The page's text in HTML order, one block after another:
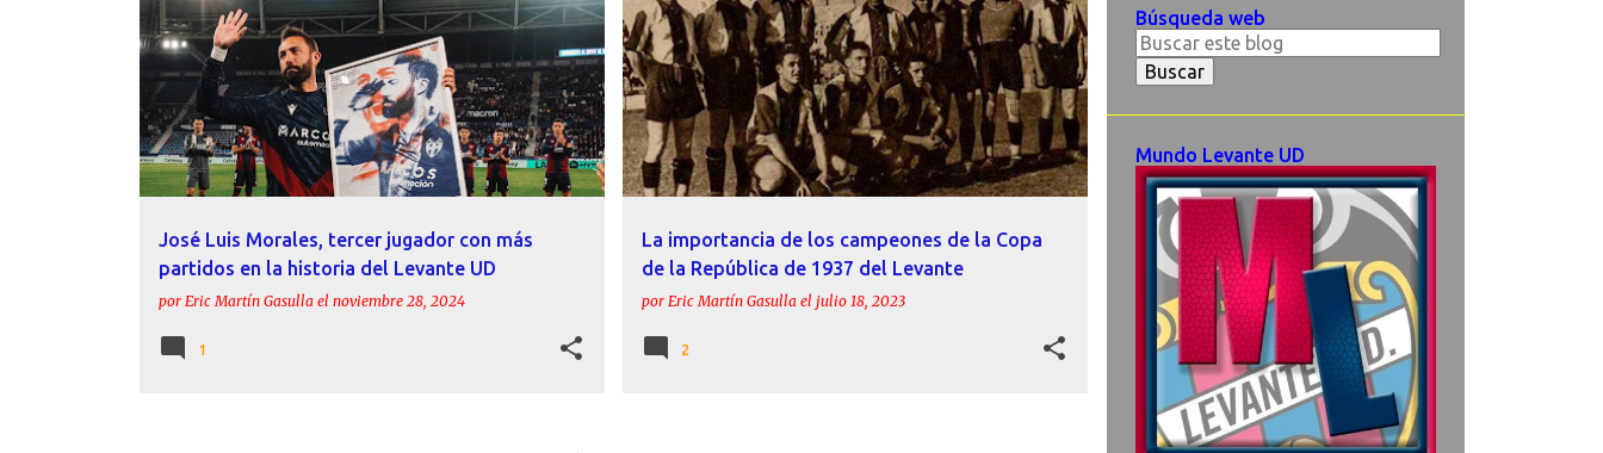
E
n
t
r
a
d
José Luis Morales, tercer jugador con más
partidos en la historia del Levante UD
por Eric Martín Gasulla el noviembre 28, 2024
ACTUALIDAD AGUSTÍ DOLZ ESTADÍSTICAS
HISTORIA INFORME LEVANTE UD +
MORALES
1
La importancia de los campeones de la Copa
de la República de 1937 del Levante
por Eric Martín Gasulla el julio 18, 2023
AGUSTÍ DOLZ COPA DE LA ESPAÑA LIBRE + 4
2
Búsqueda web
Mundo Levante UD